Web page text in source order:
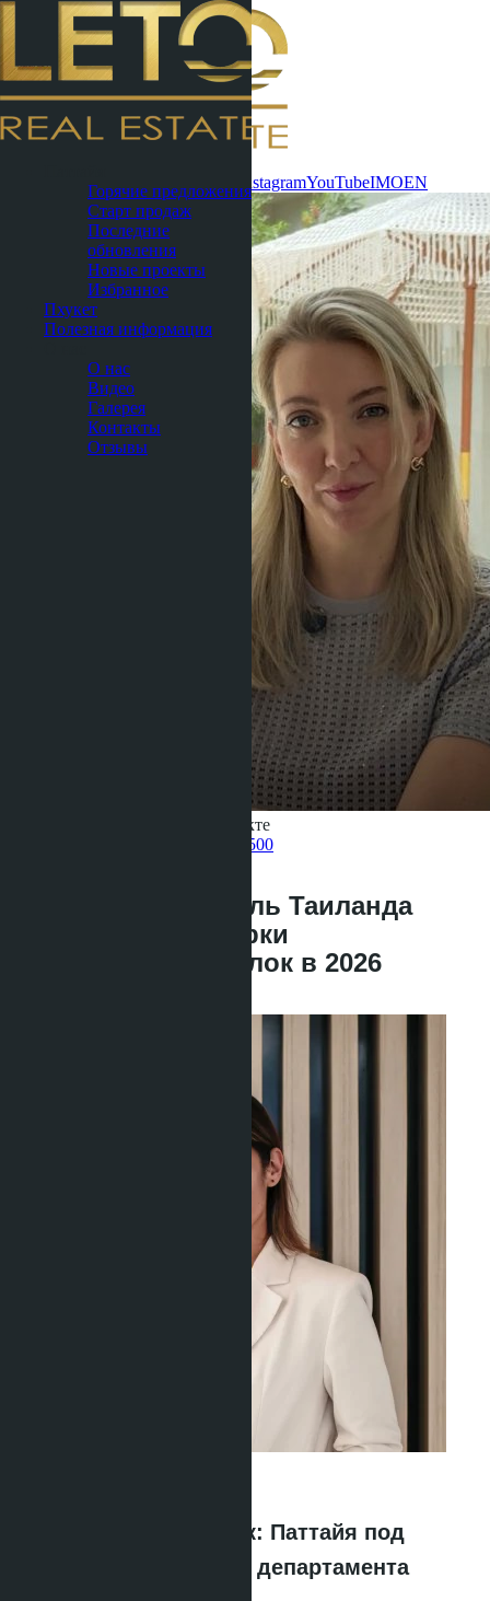
WhatsApp InstagramYouTubeIMOEN
Горячие предложения
Старт продаж
Последние
обновления
Новые проекты
Избранное
Пхукет
Полезная информация
О нас
Видео
Галерея
Контакты
Отзывы
Получить информацию об объекте
+66 80 006 4500
Департамент земель Таиланда
ужесточает проверки
номинальных сделок в 2026
Новая волна проверок: Паттайя под
прицелом земельного департамента